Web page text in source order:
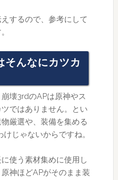
するので、参考にして
そんなにカツカ
壊3rdのAPは原神やス
ではありません。とい
厳選や、装備を集める
じゃないからですね。
使う素材集めに使用し
神ほどAPがそのまま装